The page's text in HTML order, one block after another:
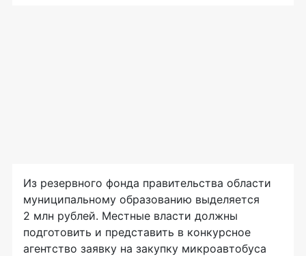
Из резервного фонда правительства области
муниципальному образованию выделяется
2 млн рублей. Местные власти должны
подготовить и представить в конкурсное
агентство заявку на закупку микроавтобуса